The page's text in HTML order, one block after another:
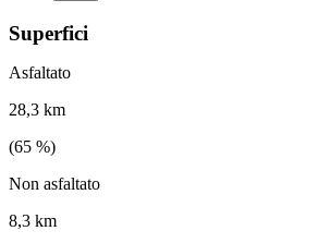
Superfici
Asfaltato
28,3 km
(65 %)
Non asfaltato
8,3 km